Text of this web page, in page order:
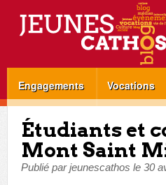
Engagements Vocations
Étudiants et
Mont Saint
Publié parjeunescathos le 30